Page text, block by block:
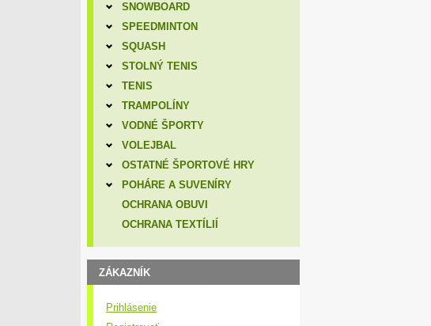
SNOWBOARD
SPEEDMINTON
SQUASH
STOLNÝ TENIS
TENIS
TRAMPOLÍNY
VODNÉ ŠPORTY
VOLEJBAL
OSTATNÉ ŠPORTOVÉ HRY
POHÁRE A SUVENÍRY
OCHRANA OBUVI
OCHRANA TEXTÍLIÍ
ZÁKAZNÍK
Prihlásenie